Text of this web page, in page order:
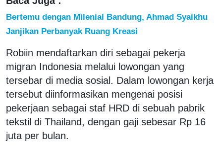
Bertemu dengan Milenial Bandung, Ahmad Syaikhu
Janjikan Perbanyak Ruang Kreasi
Robiin mendaftarkan diri sebagai pekerja
migran Indonesia melalui lowongan yang
tersebar di media sosial. Dalam lowongan kerja
tersebut diinformasikan mengenai posisi
pekerjaan sebagai staf HRD di sebuah pabrik
tekstil di Thailand, dengan gaji sebesar Rp 16
juta per bulan.